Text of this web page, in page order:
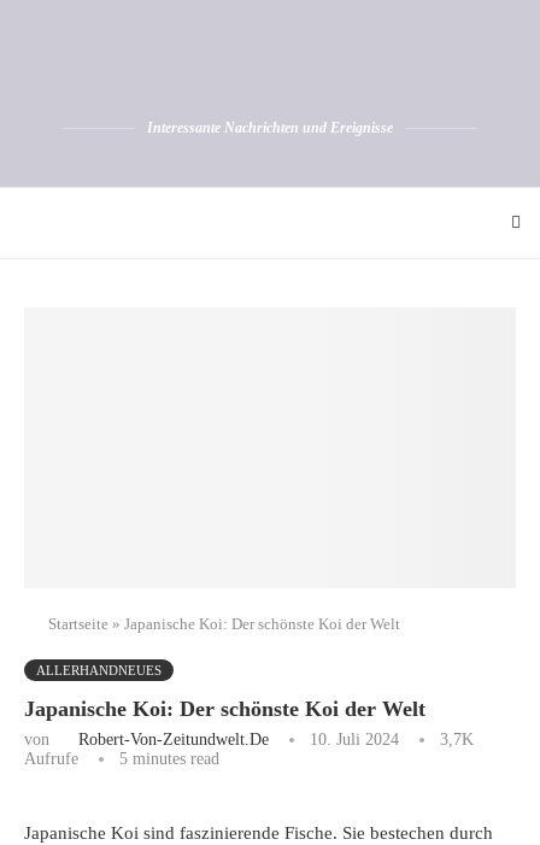
Interessante Nachrichten und Ereignisse
Startseite » Japanische Koi: Der schönste Koi der Welt
ALLERHANDNEUES
Japanische Koi: Der schönste Koi der Welt
von Robert-Von-Zeitundwelt.de 10. Juli 2024
3,7K
Aufrufe
5 minutes read
Japanische Koi sind faszinierende Fische. Sie bestechen durch